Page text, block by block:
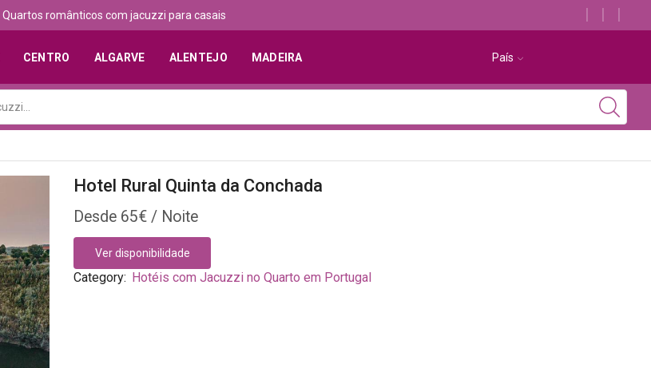
Quartos românticos com jacuzzi para casais
CENTRO ALGARVE ALENTEJO MADEIRA País
Hotel Rural Quinta da Conchada
65€
Ver disponibilidade
Category: Hotéis com Jacuzzi no Quarto em Portugal